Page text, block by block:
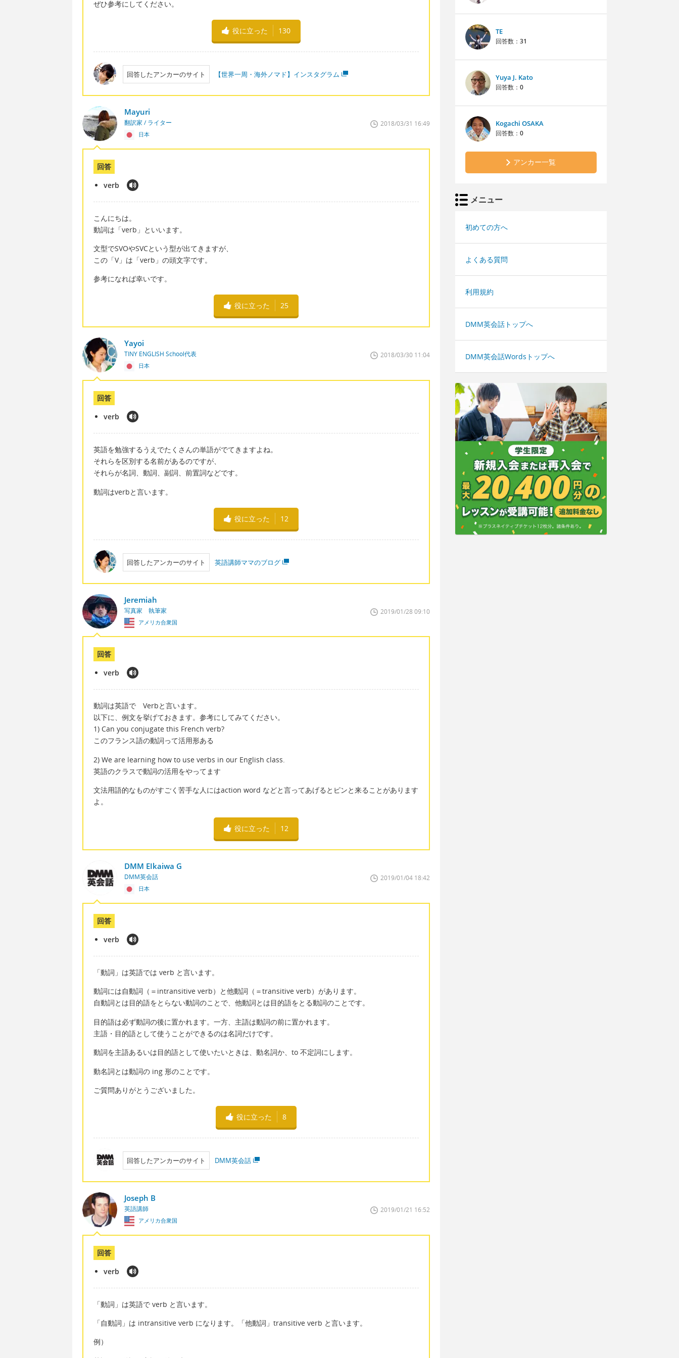
ぜひ参考にしてください。
役に立った 130
回答したアンカーのサイト 【世界一周・海外ノマド】インスタグラム
Mayuri
翻訳家 / ライター
日本
2018/03/31 16:49
回答
verb
こんにちは。
動詞は「verb」といいます。
文型でSVOやSVCという型が出てきますが、
この「V」は「verb」の頭文字です。
参考になれば幸いです。
役に立った 25
Yayoi
TINY ENGLISH School代表
日本
2018/03/30 11:04
回答
verb
英語を勉強するうえでたくさんの単語がでてきますよね。
それらを区別する名前があるのですが、
それらが名詞、動詞、副詞、前置詞などです。
動詞はverbと言います。
役に立った 12
回答したアンカーのサイト 英語講師ママのブログ
Jeremiah
写真家 執筆家
アメリカ合衆国
2019/01/28 09:10
回答
verb
動詞は英語で Verbと言います。
以下に、例文を挙げておきます。参考にしてみてください。
1) Can you conjugate this French verb?
このフランス語の動詞って活用形ある
2) We are learning how to use verbs in our English class.
英語のクラスで動詞の活用をやってます
文法用語的なものがすごく苦手な人にはaction word などと言ってあげるとピンと来ることがあります
よ。
役に立った 12
DMM EIkaiwa G
DMM英会話
日本
2019/01/04 18:42
回答
verb
「動詞」は英語では verb と言います。
動詞には自動詞（＝intransitive verb）と他動詞（＝transitive verb）があります。
自動詞とは目的語をとらない動詞のことで、他動詞とは目的語をとる動詞のことです。
目的語は必ず動詞の後に置かれます。一方、主語は動詞の前に置かれます。
主語・目的語として使うことができるのは名詞だけです。
動詞を主語あるいは目的語として使いたいときは、動名詞か、to 不定詞にします。
動名詞とは動詞の ing 形のことです。
ご質問ありがとうございました。
役に立った 8
回答したアンカーのサイト DMM英会話
Joseph B
英語講師
アメリカ合衆国
2019/01/21 16:52
回答
verb
「動詞」は英語で verb と言います。
「自動詞」は intransitive verb になります。「他動詞」transitive verb と言います。
例）
TE
回答数： 31
Yuya J. Kato
回答数： 0
Kogachi OSAKA
回答数： 0
アンカー一覧
メニュー
初めての方へ
よくある質問
利用規約
DMM英会話トップへ
DMM英会話Wordsトップへ